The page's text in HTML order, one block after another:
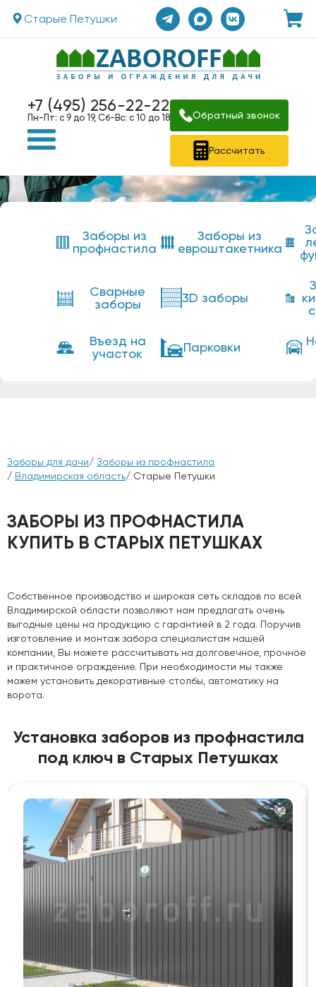
Старые Петушки
+7 (495) 256-22-22
Пн-Пт: с 9 до 19, Сб-Вс: с 10 до 18 Обратный звонок
Рассчитать
Заборы из
профнастила
Заборы из
евроштакетника
Сварные
заборы
3D заборы
Въезд на
участок
Парковки
Заборы для дачи/ Заборы из профнастила
/ Владимирская область/ Старые Петушки
ЗАБОРЫ ИЗ ПРОФНАСТИЛА
КУПИТЬ В СТАРЫХ ПЕТУШКАХ
Собственное производство и широкая сеть складов по всей
Владимирской области позволяют нам предлагать очень
выгодные цены на продукцию с гарантией в 2 года. Поручив
изготовление и монтаж забора специалистам нашей
компании, Вы можете рассчитывать на долговечное, прочное
и практичное ограждение. При необходимости мы также
можем установить декоративные столбы, автоматику на
ворота.
Установка заборов из профнастила
под ключ в Старых Петушках